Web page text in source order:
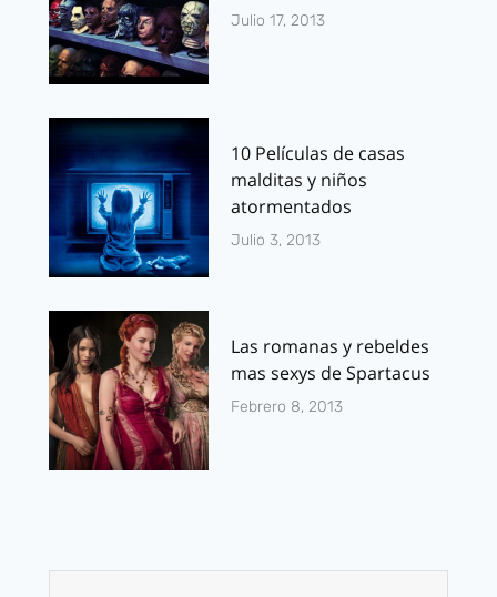
Julio 17, 2013
10 Películas de casas
malditas y niños
atormentados
Julio 3, 2013
Las romanas y rebeldes
mas sexys de Spartacus
Febrero 8, 2013